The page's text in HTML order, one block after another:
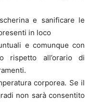
e sanificare le
in loco
e comunque con
rispetto all’orario di
corporea. Se il
non sarà consentito